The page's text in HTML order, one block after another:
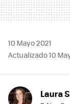
10 Mayo 2021
Actualizado 10
Laura